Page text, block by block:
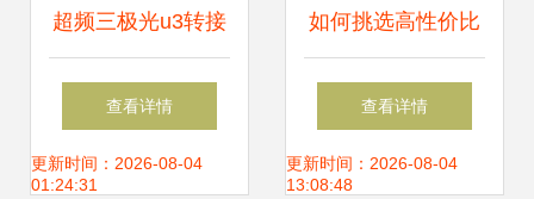
超频三极光u3转接
线其他装机配件产
品图片6
查看详情
更新时间：2026-08-04
01:24:31
如何挑选高性价比
的转接卡转接线 价
格、厂家与中国供
查看详情
更新时间：2026-08-04
13:08:48